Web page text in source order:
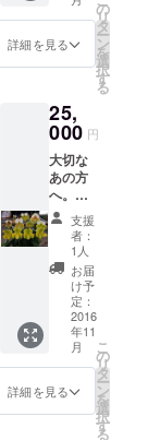
す。発
で最も
状態の
送りし
ます。
※ご希望
が御座
いまし
たら、
１セッ
トずつ
別のお
届け先
にお送
りする
ことも
承りま
テーィ
ーあふ
ります
事で
しょ
う。 パ
フィオ
の花は
一つ一
つ個性
があり
一つと
して同
じもの
はあり
ませ
ん。そ
寄せ植
えも一
リア小
物と
セット
ます。
お届け
とに丁
寧なお
手入れ
のガイ
ドを毎
回お付
けいた
しま
す。 ま
た、お
届けし
てお終
いでは
なく栽
貴婦人
のス
リッパ
と称さ
人気の
高いパ
フィオ
を育種
してい
ます。
パフィ
オは高
い人気
を誇り
ながら
も市場
流通が
少なく
目にす
る機会
は多く
詳細を見る
の
リ
タ
ー
ン
を
選
択
す
る
25,
000 円
大切な
あの方
へ。当
園で育
てたパ
フィオ
の寄せ
植え５
本立ち
３鉢
セット
当園で
は貴婦
人のス
リッパ
支援
者：
1人
お届
け予
定：
2016
年11
月
詳細を見る
こ
の
リ
タ
ー
ン
を
選
択
す
る